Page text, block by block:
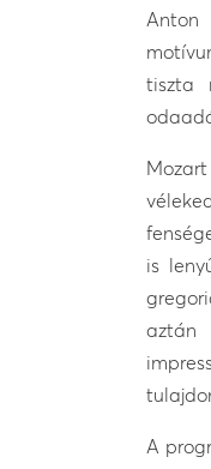
Anton
tiszta
is
aztán
A